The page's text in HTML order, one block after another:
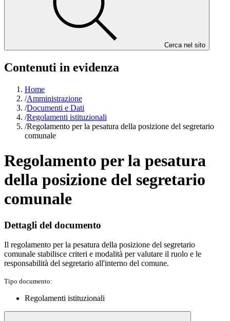
Cerca nel sito
Contenuti in evidenza
Home
/Amministrazione
/Documenti e Dati
/Regolamenti istituzionali
/Regolamento per la pesatura della posizione del segretario
comunale
Regolamento per la pesatura
della posizione del segretario
comunale
Dettagli del documento
Il regolamento per la pesatura della posizione del segretario
comunale stabilisce criteri e modalità per valutare il ruolo e le
responsabilità del segretario all'interno del comune.
Tipo documento:
Regolamenti istituzionali